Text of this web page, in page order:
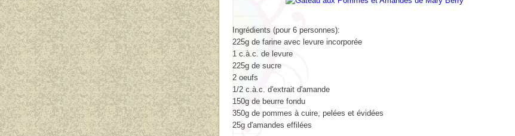
Ingrédients (pour 6 personnes):
225g de farine avec levure incorporée
1 c.à.c. de levure
225g de sucre
2 oeufs
1/2 c.à.c. d'extrait d'amande
150g de beurre fondu
350g de pommes à cuire, pelées et évidées
25g d'amandes effilées